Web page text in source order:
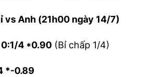
vs Anh (21h00 ngày 14/7)
4 *0.90 (Bỉ chấp 1/4)
*-0.89